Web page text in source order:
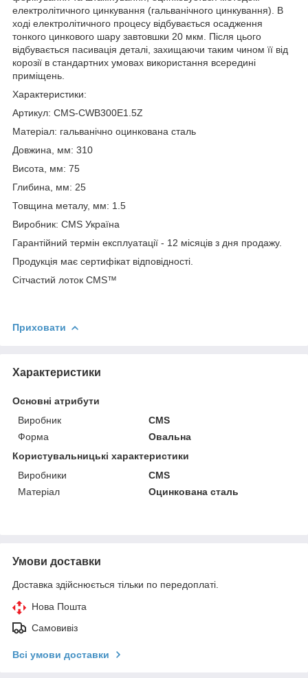
електролітичного цинкування (гальванічного цинкування). В
ході електролітичного процесу відбувається осадження
тонкого цинкового шару завтовшки 20 мкм. Після цього
відбувається пасивація деталі, захищаючи таким чином її від
корозії в стандартних умовах використання всередині
приміщень.
Характеристики:
Артикул: CMS-CWB300E1.5Z
Матеріал: гальванічно оцинкована сталь
Довжина, мм: 310
Висота, мм: 75
Глибина, мм: 25
Товщина металу, мм: 1.5
Виробник: CMS Україна
Гарантійний термін експлуатації - 12 місяців з дня продажу.
Продукція має сертифікат відповідності.
Сітчастий лоток CMS™
Приховати
Характеристики
Основні атрибути
Виробник
CMS
Форма
Овальна
Користувальницькі характеристики
Виробники
CMS
Матеріал
Оцинкована сталь
Умови доставки
Доставка здійснюється тільки по передоплаті.
Нова Пошта
Самовивіз
Всі умови доставки